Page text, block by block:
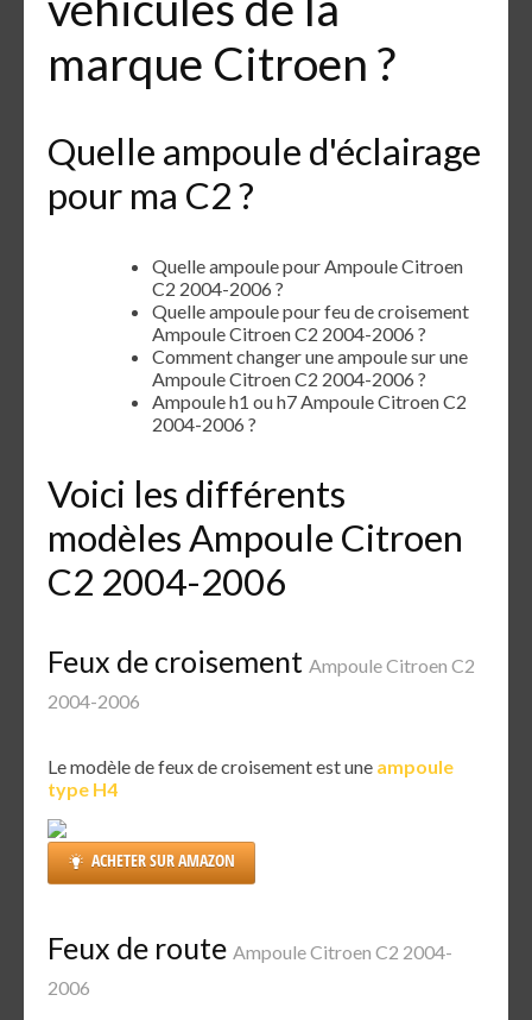
marque Citroen ?
Quelle ampoule d'éclairage
pour ma C2 ?
Quelle ampoule pour Ampoule Citroen
C2 2004-2006 ?
Quelle ampoule pour feu de croisement
Ampoule Citroen C2 2004-2006 ?
Comment changer une ampoule sur une
Ampoule Citroen C2 2004-2006 ?
Ampoule h1 ou h7 Ampoule Citroen C2
2004-2006 ?
Voici les différents
modèles Ampoule Citroen
C2 2004-2006
Feux de croisement Ampoule Citroen C2
2004-2006
Le modèle de feux de croisement est une ampoule
type H4
ACHETER SUR AMAZON
Feux de route Ampoule Citroen C2 2004-
2006